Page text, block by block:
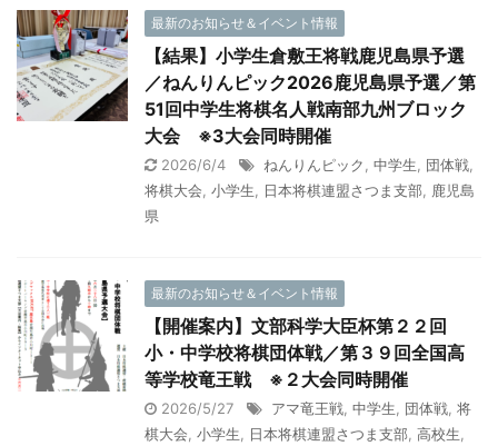
最新のお知らせ＆イベント情報
【結果】小学生倉敷王将戦鹿児島県予選
／ねんりんピック2026鹿児島県予選／第
51回中学生将棋名人戦南部九州ブロック
大会 ※3大会同時開催
2026/6/4 ねんりんピック 中学生 団体戦
将棋大会 小学生 日本将棋連盟さつま支部
鹿児島
県
最新のお知らせ＆イベント情報
【開催案内】文部科学大臣杯第２２回
小・中学校将棋団体戦／第３９回全国高
等学校竜王戦 ※２大会同時開催
2026/5/27 アマ竜王戦 中学生 団体戦 将
棋大会 小学生 日本将棋連盟さつま支部 高校生